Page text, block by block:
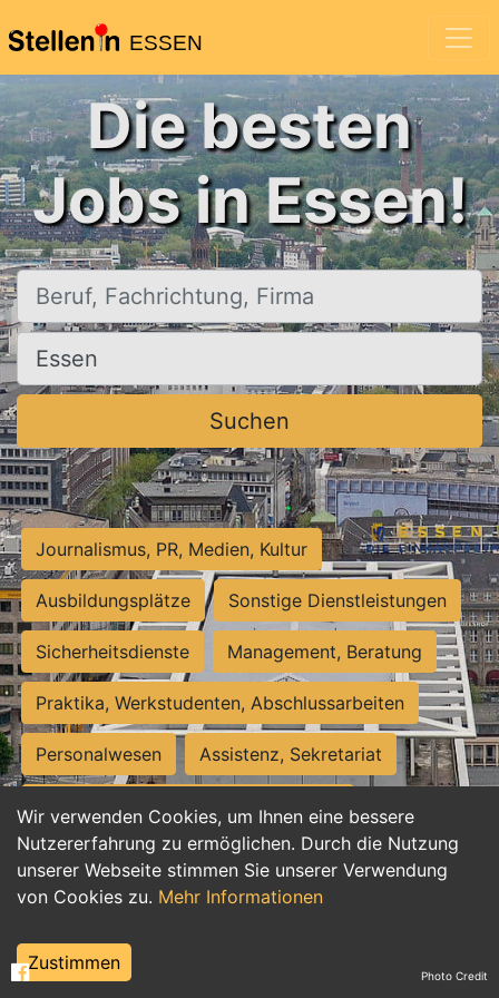
ESSEN
Wir verwenden Cookies, um Ihnen eine bessere
Nutzererfahrung zu ermöglichen. Durch die Nutzung
unserer Webseite stimmen Sie unserer Verwendung
von Cookies zu. Mehr Informationen
Zustimmen
Die besten
Jobs in Essen!
Beruf, Fachrichtung, Firma
Ort, Stadt
Suchen
Journalismus, PR, Medien, Kultur
Ausbildungsplätze Sonstige Dienstleistungen
Sicherheitsdienste Management, Beratung
Praktika, Werkstudenten, Abschlussarbeiten
Personalwesen Assistenz, Sekretariat
Hilfskräfte, Aushilfs- und Nebenjobs
Einkauf, Logistik, Materialwirtschaft
Weiterbildung, Studium, duale Ausbildung
Tourismus
Photo Credit